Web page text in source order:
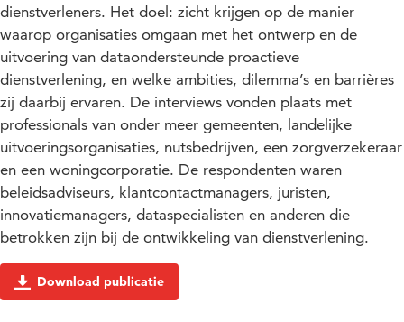
dienstverleners. Het doel: zicht krijgen op de manier
waarop organisaties omgaan met het ontwerp en de
uitvoering van dataondersteunde proactieve
dienstverlening, en welke ambities, dilemma’s en barrières
zij daarbij ervaren. De interviews vonden plaats met
professionals van onder meer gemeenten, landelijke
uitvoeringsorganisaties, nutsbedrijven, een zorgverzekeraar
en een woningcorporatie. De respondenten waren
beleidsadviseurs, klantcontactmanagers, juristen,
innovatiemanagers, dataspecialisten en anderen die
betrokken zijn bij de ontwikkeling van dienstverlening.
Download publicatie